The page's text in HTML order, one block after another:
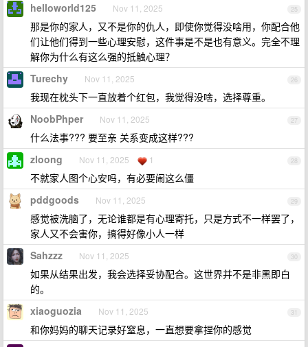
25
helloworld125 Nov 11, 2025
那是你的家人，又不是你的仇人，即使你觉得没啥用，你配合他
们让他们得到一些心理安慰，这件事是不是也有意义。完全不理
解你为什么有这么强的抵触心理？
26
Turechy Nov 11, 2025
我现在枕头下一直放着个红包，我觉得没啥，选择尊重。
27
NoobPhper Nov 11, 2025
什么法事??? 要至亲 关系变成这样???
28
zloong Nov 11, 2025 1
不就家人图个心安吗，有必要闹这么僵
29
pddgoods Nov 11, 2025
感觉被洗脑了，无论谁都是有心理寄托，只是方式不一样罢了，
家人又不会害你，搞得好像小人一样
30
Sahzzz Nov 11, 2025
如果从结果出发，我会选择妥协配合。这世界并不是非黑即白
的。
31
xiaoguozia Nov 11, 2025
和你妈妈的聊天记录好窒息，一直想要拿捏你的感觉